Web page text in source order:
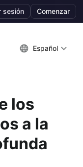
sesión Comenzar
Español
los
a la